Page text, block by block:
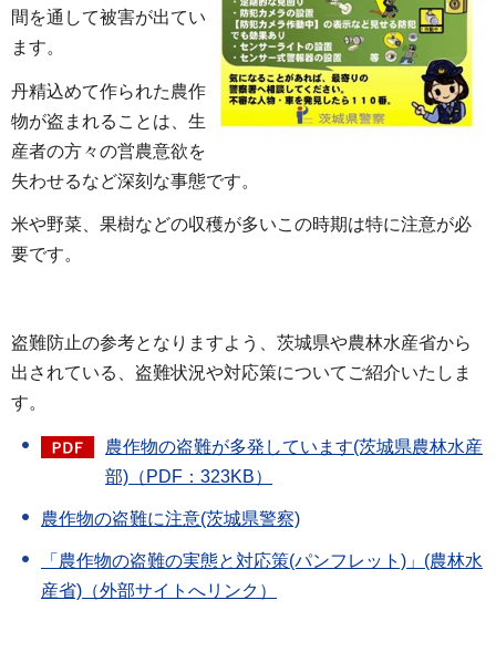
間を通して被害が出てい
ます。
丹精込めて作られた農作
物が盗まれることは、生
産者の方々の営農意欲を
失わせるなど深刻な事態です。
米や野菜、果樹などの収穫が多いこの時期は特に注意が必
要です。
盗難防止の参考となりますよう、茨城県や農林水産省から
出されている、盗難状況や対応策についてご紹介いたしま
す。
農作物の盗難が多発しています(茨城県農林水産
部)（PDF：323KB）
農作物の盗難に注意(茨城県警察)
「農作物の盗難の実態と対応策(パンフレット)」(農林水
産省)（外部サイトへリンク）